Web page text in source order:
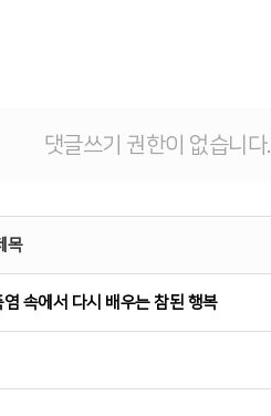
댓글쓰기 권한이 없습니다.
목
염 속에서 다시 배우는 참된 행복